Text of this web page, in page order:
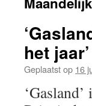
het jaar’
Geplaatst op 16